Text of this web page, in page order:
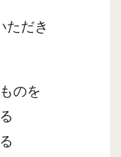
ただき
のを